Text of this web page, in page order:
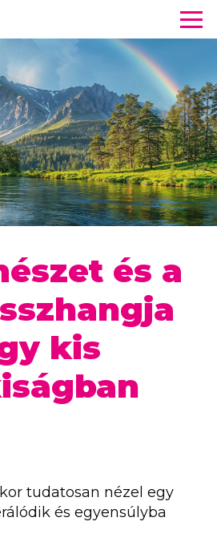
és a
kis
06:03
és a test
tudatosan nézel egy
és egyensúlyba